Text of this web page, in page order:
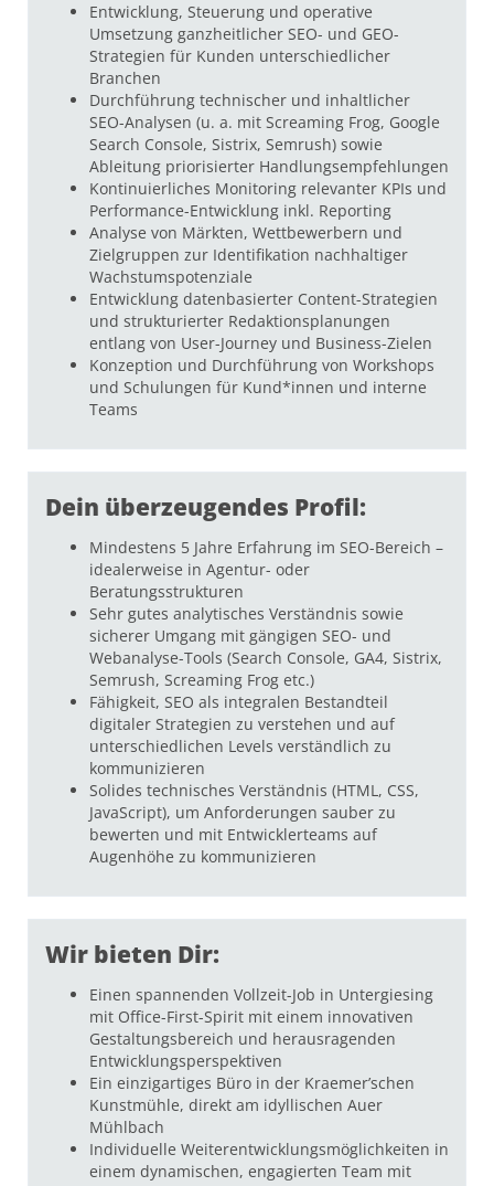
Entwicklung, Steuerung und operative
Umsetzung ganzheitlicher SEO- und GEO-
Strategien für Kunden unterschiedlicher
Branchen
Durchführung technischer und inhaltlicher
SEO-Analysen (u. a. mit Screaming Frog, Google
Search Console, Sistrix, Semrush) sowie
Ableitung priorisierter Handlungsempfehlungen
Kontinuierliches Monitoring relevanter KPIs und
Performance-Entwicklung inkl. Reporting
Analyse von Märkten, Wettbewerbern und
Zielgruppen zur Identifikation nachhaltiger
Wachstumspotenziale
Entwicklung datenbasierter Content-Strategien
und strukturierter Redaktionsplanungen
entlang von User-Journey und Business-Zielen
Konzeption und Durchführung von Workshops
und Schulungen für Kund*innen und interne
Teams
Dein überzeugendes Profil:
Mindestens 5 Jahre Erfahrung im SEO-Bereich –
idealerweise in Agentur- oder
Beratungsstrukturen
Sehr gutes analytisches Verständnis sowie
sicherer Umgang mit gängigen SEO- und
Webanalyse-Tools (Search Console, GA4, Sistrix,
Semrush, Screaming Frog etc.)
Fähigkeit, SEO als integralen Bestandteil
digitaler Strategien zu verstehen und auf
unterschiedlichen Levels verständlich zu
kommunizieren
Solides technisches Verständnis (HTML, CSS,
JavaScript), um Anforderungen sauber zu
bewerten und mit Entwicklerteams auf
Augenhöhe zu kommunizieren
Wir bieten Dir:
Einen spannenden Vollzeit-Job in Untergiesing
mit Office-First-Spirit mit einem innovativen
Gestaltungsbereich und herausragenden
Entwicklungsperspektiven
Ein einzigartiges Büro in der Kraemer’schen
Kunstmühle, direkt am idyllischen Auer
Mühlbach
Individuelle Weiterentwicklungsmöglichkeiten in
einem dynamischen, engagierten Team mit